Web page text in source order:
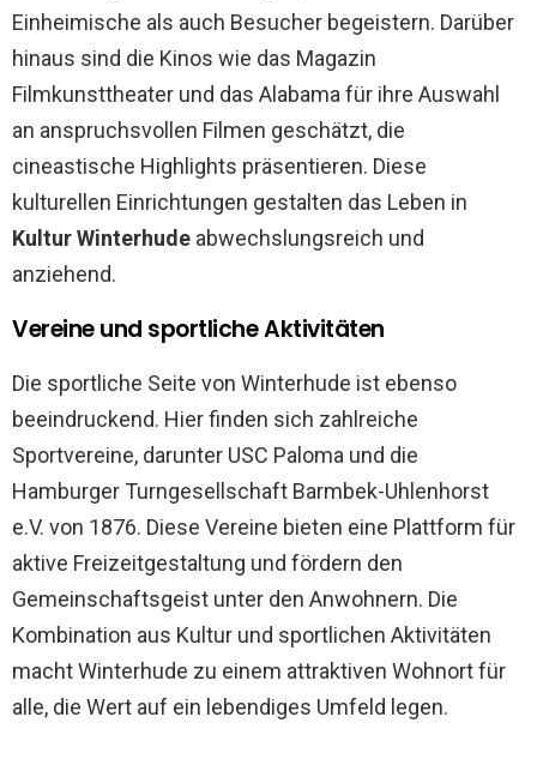
Einheimische als auch Besucher begeistern. Darüber
hinaus sind die Kinos wie das Magazin
Filmkunsttheater und das Alabama für ihre Auswahl
an anspruchsvollen Filmen geschätzt, die
cineastische Highlights präsentieren. Diese
kulturellen Einrichtungen gestalten das Leben in
Kultur Winterhude abwechslungsreich und
anziehend.
Vereine und sportliche Aktivitäten
Die sportliche Seite von Winterhude ist ebenso
beeindruckend. Hier finden sich zahlreiche
Sportvereine, darunter USC Paloma und die
Hamburger Turngesellschaft Barmbek-Uhlenhorst
e.V. von 1876. Diese Vereine bieten eine Plattform für
aktive Freizeitgestaltung und fördern den
Gemeinschaftsgeist unter den Anwohnern. Die
Kombination aus Kultur und sportlichen Aktivitäten
macht Winterhude zu einem attraktiven Wohnort für
alle, die Wert auf ein lebendiges Umfeld legen.